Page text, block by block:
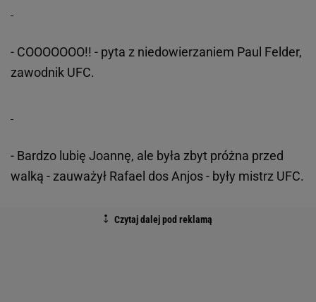
- COOOOOOO!! - pyta z niedowierzaniem Paul Felder,
zawodnik UFC.
- Bardzo lubię Joannę, ale była zbyt próżna przed
walką - zauważył Rafael dos Anjos - były mistrz UFC.